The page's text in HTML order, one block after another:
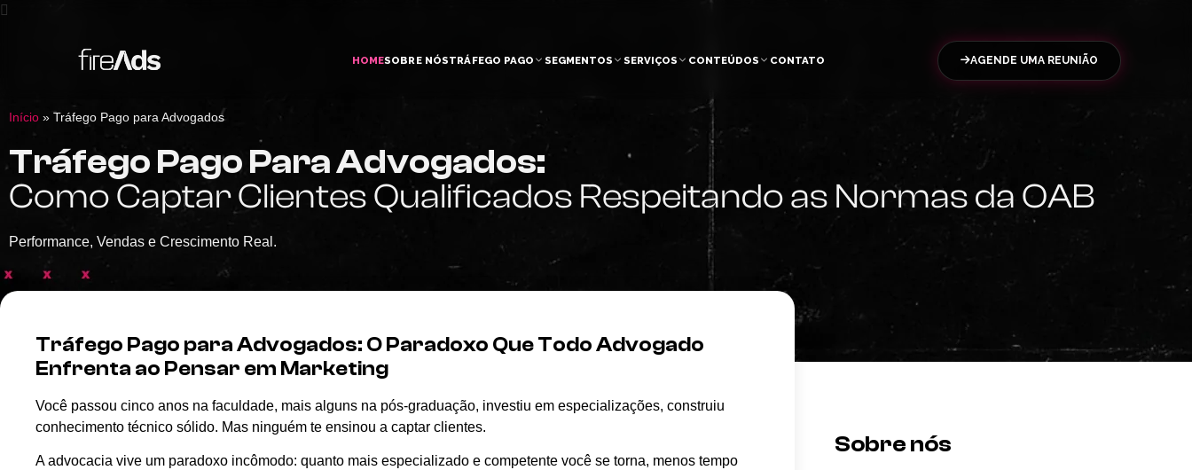
HOMESOBRE NÓSTRÁFEGO PAGO SEGMENTOS SERVIÇOS CONTEÚDOS CONTATO AGENDE UMA REUNIÃO
Início » Tráfego Pago para Advogados
Tráfego Pago Para Advogados:
Como Captar Clientes Qualificados Respeitando as Normas da OAB
Performance, Vendas e Crescimento Real.
Tráfego Pago para Advogados: O Paradoxo Que Todo Advogado
Enfrenta ao Pensar em Marketing
Você passou cinco anos na faculdade, mais alguns na pós-graduação, investiu em especializações, construiu
conhecimento técnico sólido. Mas ninguém te ensinou a captar clientes.
A advocacia vive um paradoxo incômodo: quanto mais especializado e competente você se torna, menos tempo
Sobre nós